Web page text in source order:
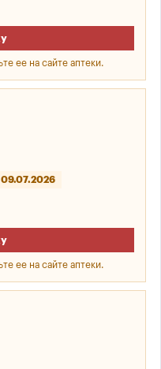
ее на сайте аптеки.
09.07.2026
ее на сайте аптеки.